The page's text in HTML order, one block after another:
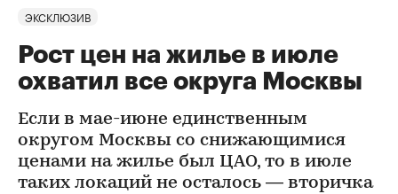
ЭКСКЛЮЗИВ
Рост цен на жилье в июле
охватил все округа Москвы
Если в мае-июне единственным
округом Москвы со снижающимися
ценами на жилье был ЦАО, то в июле
таких локаций не осталось — вторичка